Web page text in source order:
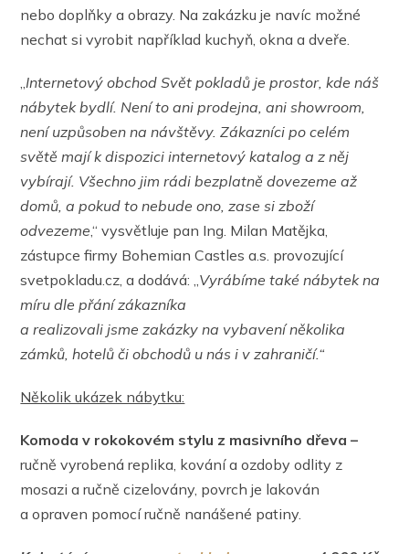
nebo doplňky a obrazy. Na zakázku je navíc možné
nechat si vyrobit například kuchyň, okna a dveře.
„Internetový obchod Svět pokladů je prostor, kde náš
nábytek bydlí. Není to ani prodejna, ani showroom,
není uzpůsoben na návštěvy. Zákazníci po celém
světě mají k dispozici internetový katalog a z něj
vybírají. Všechno jim rádi bezplatně dovezeme až
domů, a pokud to nebude ono, zase si zboží
odvezeme,“ vysvětluje pan Ing. Milan Matějka,
zástupce firmy Bohemian Castles a.s. provozující
svetpokladu.cz, a dodává: „Vyrábíme také nábytek na
míru dle přání zákazníka
a realizovali jsme zakázky na vybavení několika
zámků, hotelů či obchodů u nás i v zahraničí.“
Několik ukázek nábytku:
Komoda v rokokovém stylu z masivního dřeva –
ručně vyrobená replika, kování a ozdoby odlity z
mosazi a ručně cizelovány, povrch je lakován
a opraven pomocí ručně nanášené patiny.